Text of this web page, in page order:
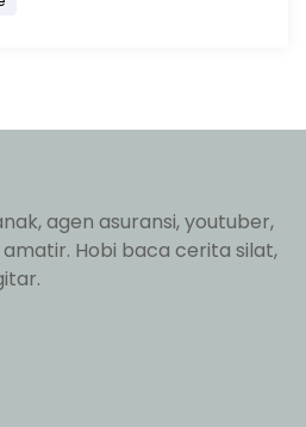
agen asuransi, youtuber,
Hobi baca cerita silat,